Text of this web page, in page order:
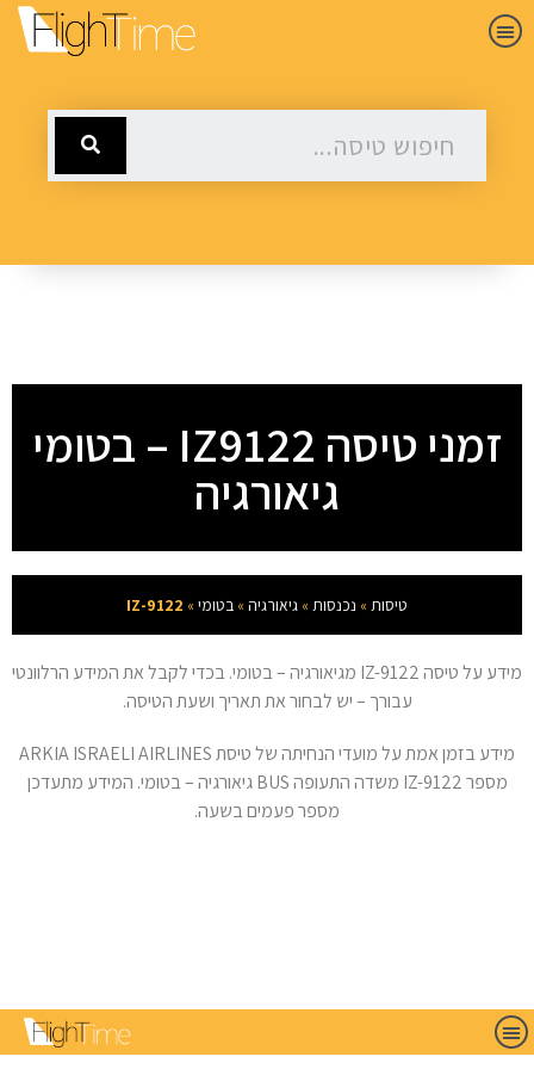
זמני טיסה IZ9122 – בטומי
גיאורגיה
טיסות » נכנסות » גיאורגיה» בטומי»
IZ-9122
מידע על טיסה IZ-9122 מגיאורגיה – בטומי. בכדי לקבל את המידע הרלוונטי
עבורך – יש לבחור את תאריך ושעת הטיסה.
מידע בזמן אמת על מועדי הנחיתה של טיסת ARKIA ISRAELI AIRLINES
מספר IZ-9122 משדה התעופה BUS גיאורגיה – בטומי. המידע מתעדכן
מספר פעמים בשעה.